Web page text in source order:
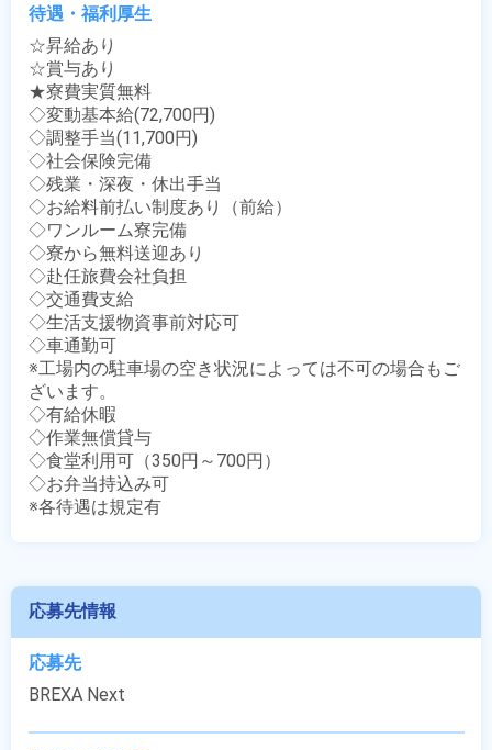
待遇・福利厚生
☆昇給あり
☆賞与あり
★寮費実質無料
◇変動基本給(72,700円)
◇調整手当(11,700円)
◇社会保険完備
◇残業・深夜・休出手当
◇お給料前払い制度あり（前給）
◇ワンルーム寮完備
◇寮から無料送迎あり
◇赴任旅費会社負担
◇交通費支給
◇生活支援物資事前対応可
◇車通勤可
※工場内の駐車場の空き状況によっては不可の場合もご
ざいます。
◇有給休暇
◇作業無償貸与
◇食堂利用可（350円～700円）
◇お弁当持込み可
※各待遇は規定有
応募先情報
応募先
BREXA Next